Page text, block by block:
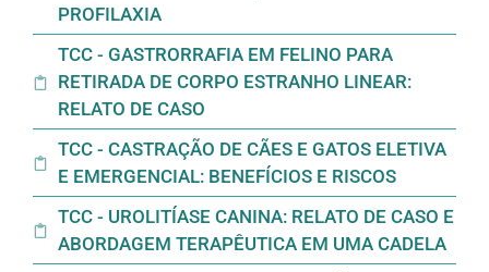
PROFILAXIA
TCC - GASTRORRAFIA EM FELINO PARA
RETIRADA DE CORPO ESTRANHO LINEAR:
RELATO DE CASO
TCC - CASTRAÇÃO DE CÃES E GATOS ELETIVA
E EMERGENCIAL: BENEFÍCIOS E RISCOS
TCC - UROLITÍASE CANINA: RELATO DE CASO E
ABORDAGEM TERAPÊUTICA EM UMA CADELA